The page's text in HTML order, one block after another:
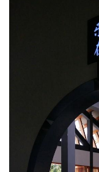
然的体验，这正是